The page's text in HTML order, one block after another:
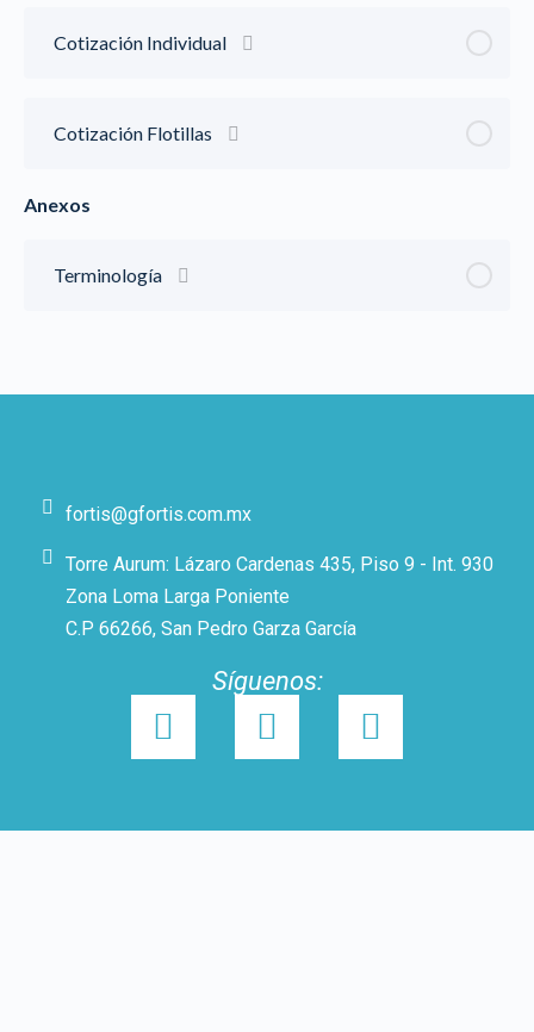
Cotización Individual
Cotización Flotillas
Anexos
Terminología
fortis@gfortis.com.mx
Torre Aurum: Lázaro Cardenas 435, Piso 9 - Int. 930
Zona Loma Larga Poniente
C.P 66266, San Pedro Garza García
Síguenos: